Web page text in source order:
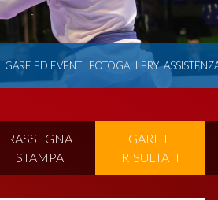
GARE ED EVENTI FOTOGALLERY
RASSEGNA
STAMPA
GARE E
RISULTATI